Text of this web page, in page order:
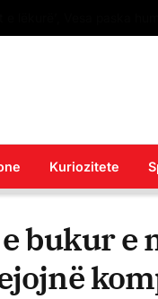
Kuriozitete
bukur e